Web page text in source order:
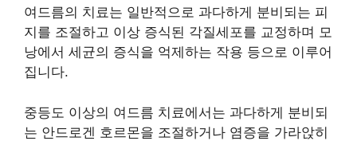
여드름의 치료는 일반적으로 과다하게 분비되는 피
지를 조절하고 이상 증식된 각질세포를 교정하며 모
낭에서 세균의 증식을 억제하는 작용 등으로 이루어
집니다.
중등도 이상의 여드름 치료에서는 과다하게 분비되
는 안드로겐 호르몬을 조절하거나 염증을 가라앉히